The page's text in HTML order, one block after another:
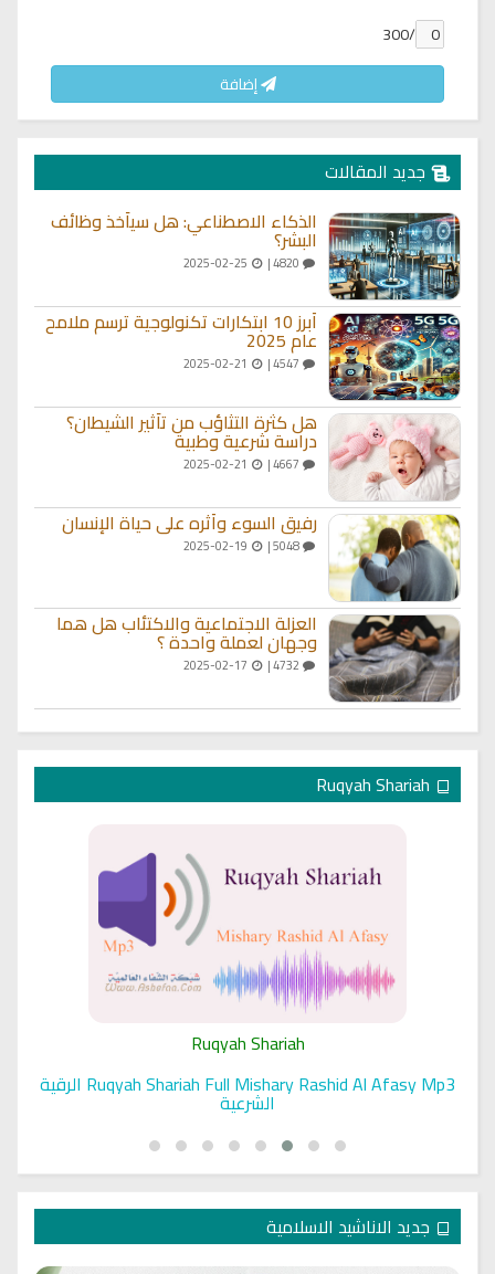
/300
إضافة
جديد المقالات
الذكاء الاصطناعي: هل سيأخذ وظائف
البشر؟
أبرز 10 ابتكارات تكنولوجية ترسم ملامح
عام 2025
هل كثرة التثاؤب من تأثير الشيطان؟
دراسة شرعية وطبية
رفيق السوء وأثره على حياة الإنسان
5048 |
العزلة الاجتماعية والاكتئاب هل هما
وجهان لعملة واحدة ؟
Ruqyah Shariah
Ruqyah Shariah Full Mishary Rashid Al Afasy Mp3 الرقية
الشرعية
جديد الاناشيد الاسلامية